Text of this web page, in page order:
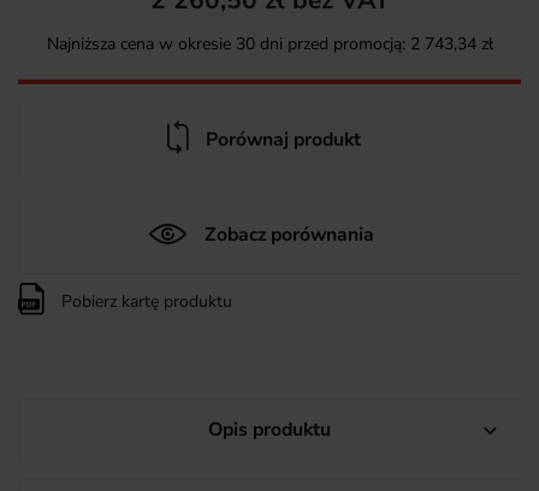
Najniższa cena w okresie 30 dni przed promocją: 2 743,34 zł
Porównaj produkt
Zobacz porównania
Pobierz kartę produktu
Opis produktu 